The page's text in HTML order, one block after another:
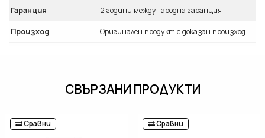
Гаранция 2 години международна гаранция
Произход Оригинален продукт с доказан произход
СВЪРЗАНИ ПРОДУКТИ
Сравни Сравни